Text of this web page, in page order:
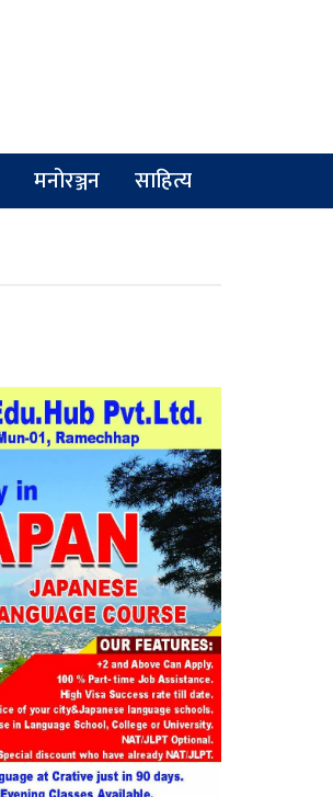
मनोरञ्जन साहित्य